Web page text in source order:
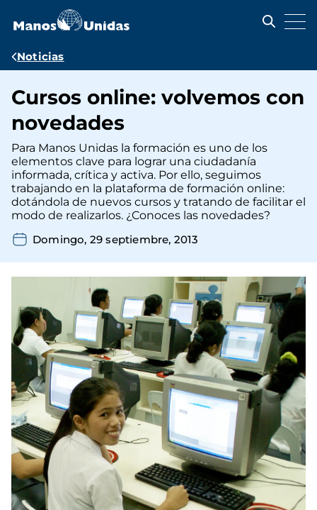
contenido
Ruta
navegación
Noticias
Cursos online: volvemos con
novedades
Para Manos Unidas la formación es uno de los
elementos clave para lograr una ciudadanía
informada, crítica y activa. Por ello, seguimos
trabajando en la plataforma de formación online:
dotándola de nuevos cursos y tratando de facilitar el
modo de realizarlos. ¿Conoces las novedades?
Domingo, 29 septiembre, 2013